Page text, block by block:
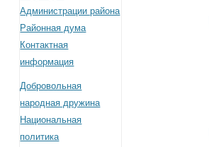
Администрации района
Районная дума
Контактная
информация
Добровольная
народная дружина
Национальная
политика